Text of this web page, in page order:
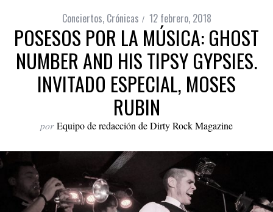
Conciertos, Crónicas 12 febrero, 2018
POSESOS POR LA MÚSICA: GHOST
NUMBER AND HIS TIPSY GYPSIES.
INVITADO ESPECIAL, MOSES
RUBIN
por Equipo de redacción de Dirty Rock Magazine